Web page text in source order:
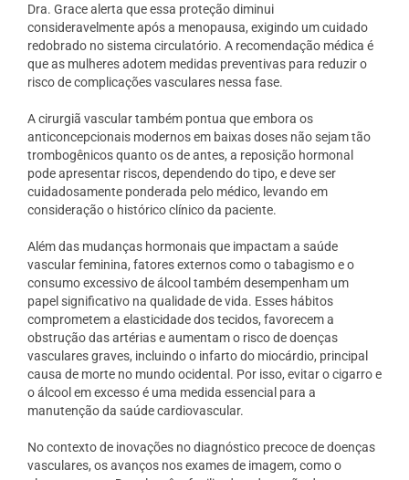
Dra. Grace alerta que essa proteção diminui
consideravelmente após a menopausa, exigindo um cuidado
redobrado no sistema circulatório. A recomendação médica é
que as mulheres adotem medidas preventivas para reduzir o
risco de complicações vasculares nessa fase.
A cirurgiã vascular também pontua que embora os
anticoncepcionais modernos em baixas doses não sejam tão
trombogênicos quanto os de antes, a reposição hormonal
pode apresentar riscos, dependendo do tipo, edeve ser
cuidadosamente ponderada pelo médico, levando em
consideração o histórico clínico da paciente.
Além das mudanças hormonais que impactam a saúde
vascular feminina, fatores externos como o tabagismo e o
consumo excessivo de álcool também desempenham um
papel significativo na qualidade de vida. Esses hábitos
comprometem a elasticidade dos tecidos, favorecem a
obstrução das artérias e aumentam o risco de doenças
vasculares graves, incluindo o infarto do miocárdio, principal
causa de morte no mundo ocidental. Por isso, evitar o cigarro e
o álcool em excesso é uma medida essencial para a
manutenção da saúde cardiovascular.
No contexto de inovações no diagnóstico precoce de doenças
vasculares, os avanços nos exames de imagem, como o